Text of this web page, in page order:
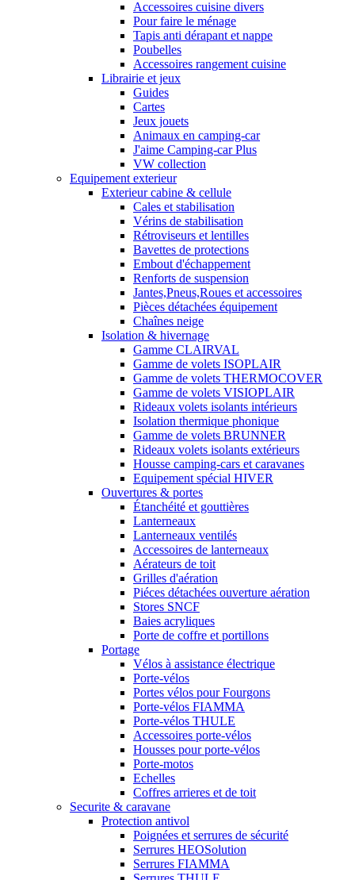
Accessoires cuisine divers
Pour faire le ménage
Tapis anti dérapant et nappe
Poubelles
Accessoires rangement cuisine
Librairie et jeux
Guides
Cartes
Jeux jouets
Animaux en camping-car
J'aime Camping-car Plus
VW collection
Equipement exterieur
Exterieur cabine & cellule
Cales et stabilisation
Vérins de stabilisation
Rétroviseurs et lentilles
Bavettes de protections
Embout d'échappement
Renforts de suspension
Jantes,Pneus,Roues et accessoires
Pièces détachées équipement
Chaînes neige
Isolation & hivernage
Gamme CLAIRVAL
Gamme de volets ISOPLAIR
Gamme de volets THERMOCOVER
Gamme de volets VISIOPLAIR
Rideaux volets isolants intérieurs
Isolation thermique phonique
Gamme de volets BRUNNER
Rideaux volets isolants extérieurs
Housse camping-cars et caravanes
Equipement spécial HIVER
Ouvertures & portes
Étanchéité et gouttières
Lanterneaux
Lanterneaux ventilés
Accessoires de lanterneaux
Aérateurs de toit
Grilles d'aération
Piéces détachées ouverture aération
Stores SNCF
Baies acryliques
Porte de coffre et portillons
Portage
Vélos à assistance électrique
Porte-vélos
Portes vélos pour Fourgons
Porte-vélos FIAMMA
Porte-vélos THULE
Accessoires porte-vélos
Housses pour porte-vélos
Porte-motos
Echelles
Coffres arrieres et de toit
Securite & caravane
Protection antivol
Poignées et serrures de sécurité
Serrures HEOSolution
Serrures FIAMMA